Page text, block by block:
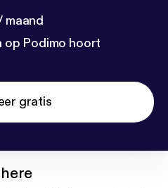
maand
op Podimo hoort
gratis